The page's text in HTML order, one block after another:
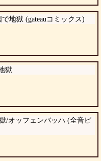
地獄 (gateauコミックス)
獄
/オッフェンバッハ (全音ピ